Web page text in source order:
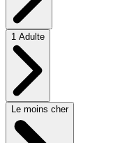
1 Adulte
Le moins cher